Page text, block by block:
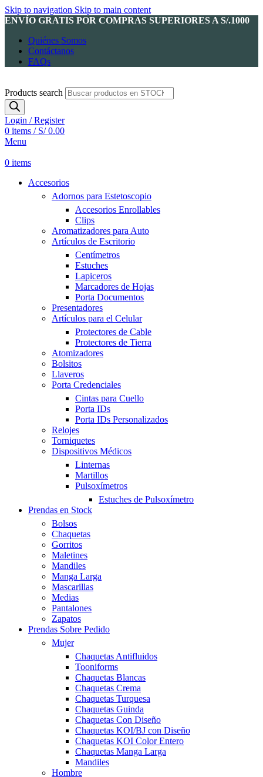
Skip to navigation Skip to main content
ENVÍO GRATIS POR COMPRAS SUPERIORES A S/.1000
Quiénes Somos
Contáctanos
FAQs
Products search
Login / Register
0 items / S/0.00
Menu
0 items
Accesorios
Adornos para Estetoscopio
Accesorios Enrollables
Clips
Aromatizadores para Auto
Artículos de Escritorio
Centímetros
Estuches
Lapiceros
Marcadores de Hojas
Porta Documentos
Presentadores
Artículos para el Celular
Protectores de Cable
Protectores de Tierra
Atomizadores
Bolsitos
Llaveros
Porta Credenciales
Cintas para Cuello
Porta IDs
Porta IDs Personalizados
Relojes
Torniquetes
Dispositivos Médicos
Linternas
Martillos
Pulsoxímetros
Estuches de Pulsoxímetro
Prendas en Stock
Bolsos
Chaquetas
Gorritos
Maletines
Mandiles
Manga Larga
Mascarillas
Medias
Pantalones
Zapatos
Prendas Sobre Pedido
Mujer
Chaquetas Antifluidos
Tooniforms
Chaquetas Blancas
Chaquetas Crema
Chaquetas Turquesa
Chaquetas Guinda
Chaquetas Con Diseño
Chaquetas KOI/BJ con Diseño
Chaquetas KOI Color Entero
Chaquetas Manga Larga
Mandiles
Hombre